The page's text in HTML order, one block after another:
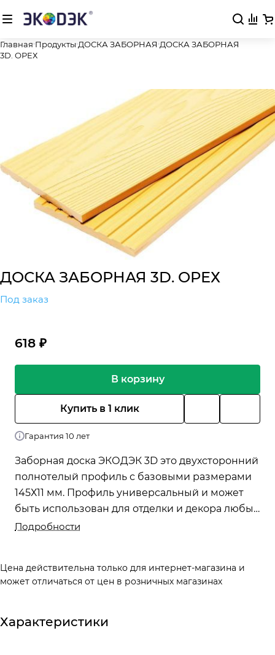
Главная Продукты ДОСКА ЗАБОРНАЯ ДОСКА ЗАБОРНАЯ
3D. ОРЕХ
ДОСКА ЗАБОРНАЯ 3D. ОРЕХ
Под заказ
618 ₽
В корзину
Купить в 1 клик
Гарантия 10 лет
Заборная доска ЭКОДЭК 3D это двухсторонний
полнотелый профиль с базовыми размерами
145Х11 мм. Профиль универсальный и может
быть использован для отделки и декора любых
объектов, в т.ч. использован в качестве
Подробности
Цена действительна только для интернет-магазина и
может отличаться от цен в розничных магазинах
Характеристики